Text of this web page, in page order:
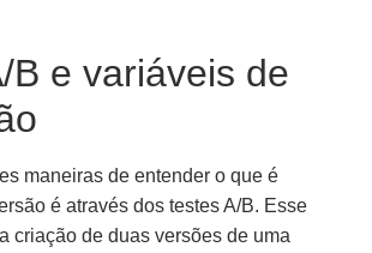
B e variáveis de
maneiras de entender o que é
é através dos testes A/B. Esse
criação de duas versões de uma